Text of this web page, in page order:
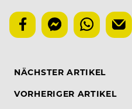
NÄCHSTER ARTIKEL
VORHERIGER ARTIKEL